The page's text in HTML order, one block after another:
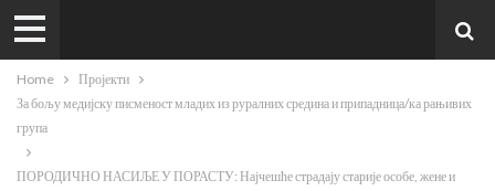
Home
Пројекти
За бољу медијску писменост младих из руралних средина и припадница/ка рањивих
група
ПОРОДИЧНО НАСИЉЕ У ПОРАСТУ: Најчешће страдају старије особе, жене и